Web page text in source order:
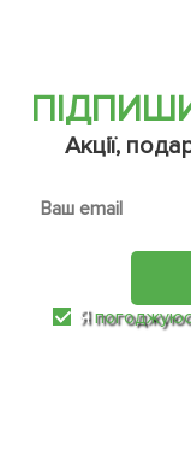
Акції,
Я